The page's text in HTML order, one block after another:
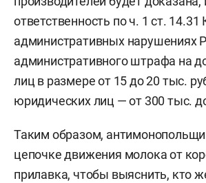
ответственность по ч. 1 ст. 14.31
административных нарушениях
административного штрафа на
лиц в размере от 15 до 20 тыс.
юридических лиц — от 300 тыс.
Таким образом,
цепочке движения молока от
прилавка, чтобы выяснить, кто